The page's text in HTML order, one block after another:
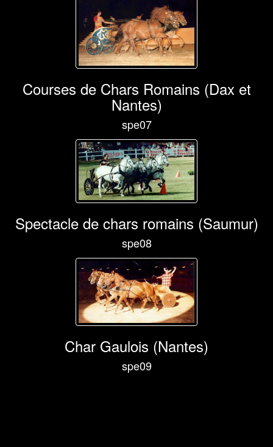
Courses de Chars Romains (Dax et
Nantes)
spe07
Spectacle de chars romains (Saumur)
spe08
Char Gaulois (Nantes)
spe09